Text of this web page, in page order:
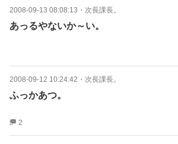
2008-09-13 08:08:13 ・ 次長課長。
あっるやないか～い。
2008-09-12 10:24:42 ・ 次長課長。
ふっかあつ。
2